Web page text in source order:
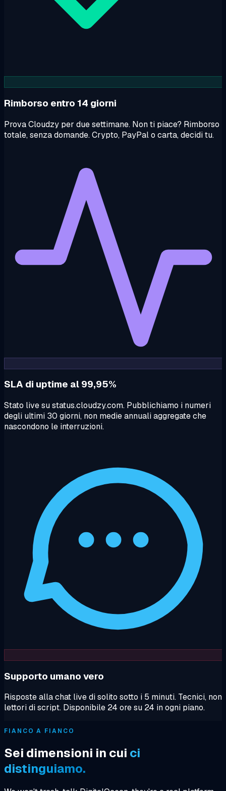
Rimborso entro 14 giorni
Prova Cloudzy per due settimane. Non ti piace? Rimborso
totale, senza domande. Crypto, PayPal o carta, decidi tu.
SLA di uptime al 99,95%
Stato live su status.cloudzy.com. Pubblichiamo i numeri
degli ultimi 30 giorni, non medie annuali aggregate che
nascondono le interruzioni.
Supporto umano vero
Risposte alla chat live di solito sotto i 5 minuti. Tecnici, non
lettori di script. Disponibile 24 ore su 24 in ogni piano.
FIANCO A FIANCO
Sei dimensioni in cui ci
distinguiamo.